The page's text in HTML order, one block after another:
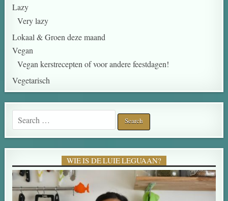
Lazy
Very lazy
Lokaal & Groen deze maand
Vegan
Vegan kerstrecepten of voor andere feestdagen!
Vegetarisch
Search for:
WIE IS DE LUIE LEGUAAN?